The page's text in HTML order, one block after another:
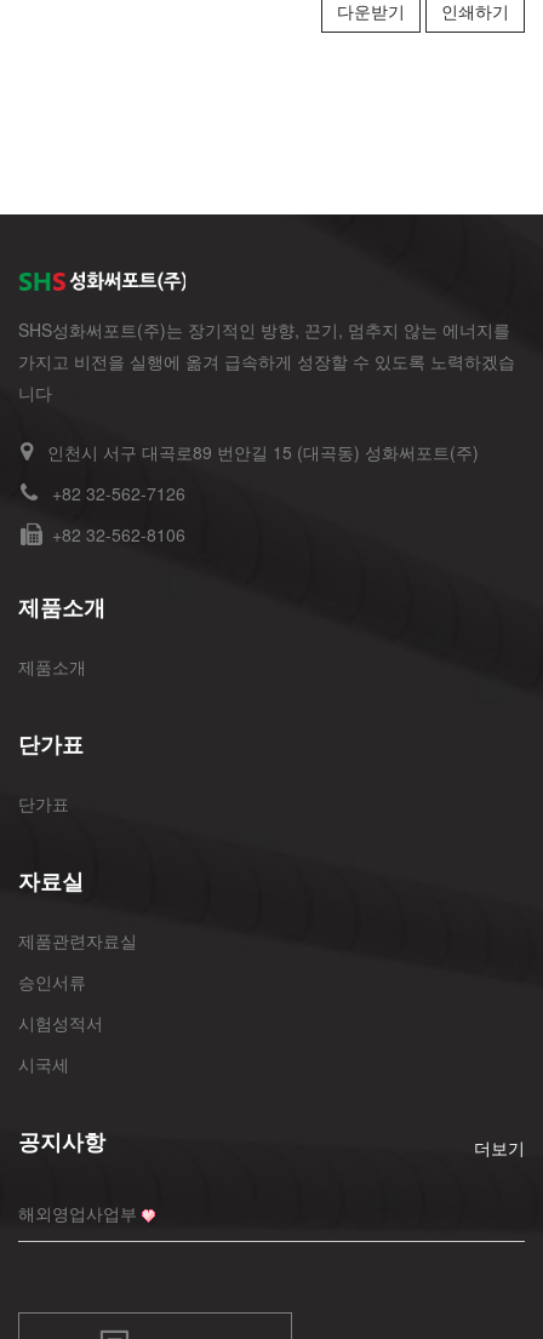
다운받기 인쇄하기
SHS성화써포트(주)는 장기적인 방향, 끈기, 멈추지 않는 에너지를
가지고 비전을 실행에 옮겨 급속하게 성장할 수 있도록 노력하겠습
니다
인천시 서구 대곡로89 번안길 15 (대곡동) 성화써포트(주)
+82 32-562-7126
+82 32-562-8106
제품소개
제품소개
단가표
단가표
자료실
제품관련자료실
승인서류
시험성적서
시국세
공지사항
해외영업사업부
더보기